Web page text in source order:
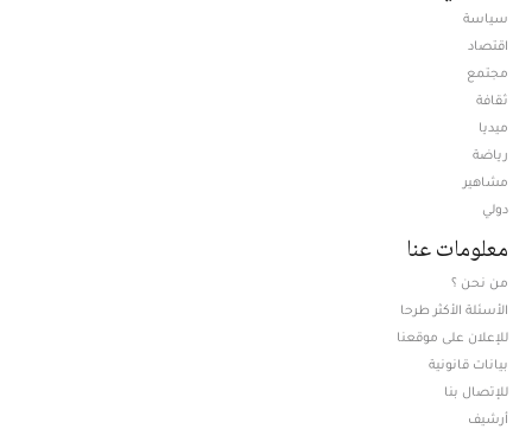
سياسة
اقتصاد
مجتمع
ثقافة
ميديا
رياضة
مشاهير
دولي
معلومات عنا
من نحن ؟
الأسئلة الأكثر طرحا
للإعلان على موقعنا
بيانات قانونية
للإتصال بنا
أرشيف